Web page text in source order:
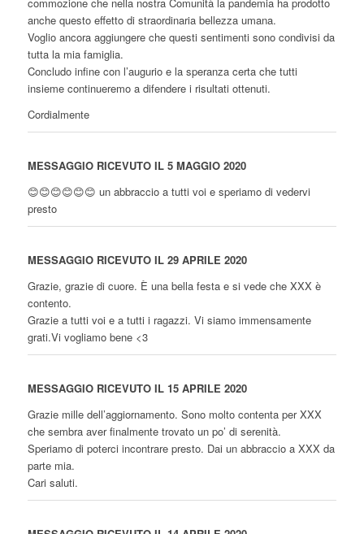
anche questo effetto di straordinaria bellezza umana.
Voglio ancora aggiungere che questi sentimenti sono condivisi da
tutta la mia famiglia.
Concludo infine con l’augurio e la speranza certa che tutti
insieme continueremo a difendere i risultati ottenuti.
Cordialmente
MESSAGGIO RICEVUTO IL 5 MAGGIO 2020
😊😊😊😊😊😊 un abbraccio a tutti voi e speriamo di vedervi
presto
MESSAGGIO RICEVUTO IL 29 APRILE 2020
Grazie, grazie di cuore. È una bella festa e si vede che XXX è
contento.
Grazie a tutti voi e a tutti i ragazzi. Vi siamo immensamente
grati.Vi vogliamo bene <3
MESSAGGIO RICEVUTO IL 15 APRILE 2020
Grazie mille dell’aggiornamento. Sono molto contenta per XXX
che sembra aver finalmente trovato un po’ di serenità.
Speriamo di poterci incontrare presto. Dai un abbraccio a XXX da
parte mia.
Cari saluti.